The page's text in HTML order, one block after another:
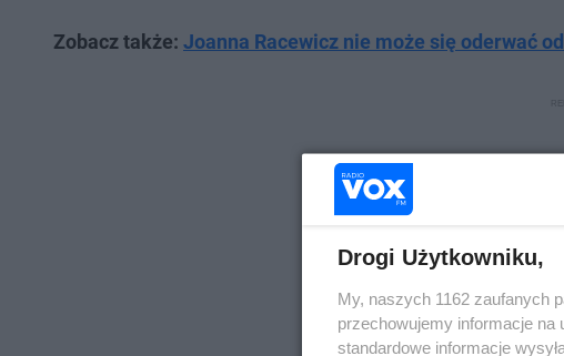
Zobacz także: Joanna Racewicz nie może się oderwać
Drogi Użytkowniku,
My, naszych 1162 zaufanych
przechowujemy informacje na
standardowe informacje